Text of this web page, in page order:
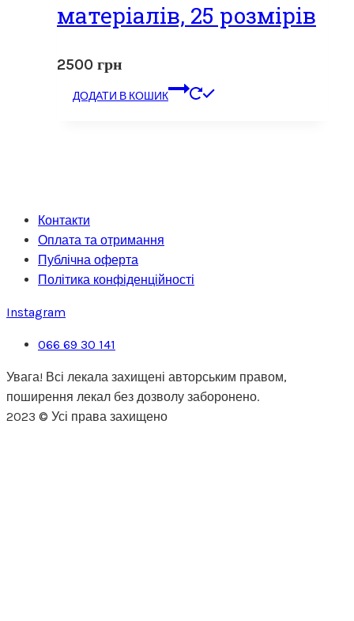
матеріалів, 25 розмірів
2500 грн
ДОДАТИ В КОШИК
Контакти
Оплата та отримання
Публічна оферта
Політика конфіденційності
Instagram
066 69 30 141
Увага! Всі лекала захищені авторським правом,
поширення лекал без дозволу заборонено.
2023 © Усі права захищено